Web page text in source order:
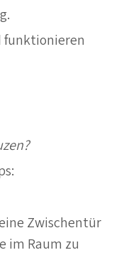
funktionieren
Zwischentür
im Raum zu